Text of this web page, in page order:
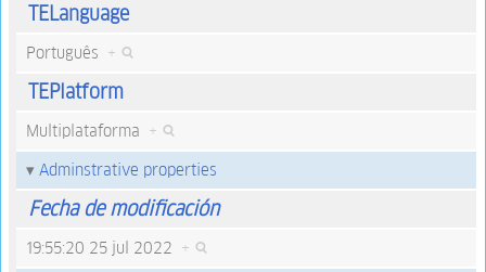
TELanguage
Português +
TEPlatform
Multiplataforma +
Adminstrative properties
Fecha de modificación
19:55:20 25 jul 2022 +